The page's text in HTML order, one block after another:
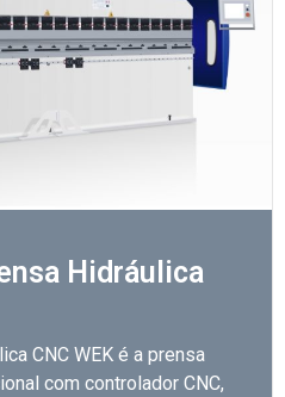
Hidráulica
CNC WEK é a prensa
com controlador CNC,